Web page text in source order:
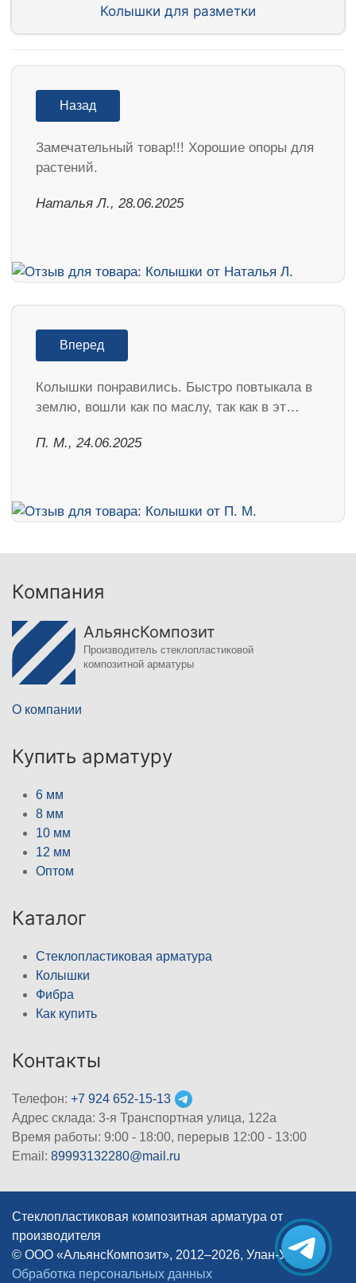
Колышки для разметки
Назад
Замечательный товар!!! Хорошие опоры для
растений.
Наталья Л., 28.06.2025
Вперед
Колышки понравились. Быстро повтыкала в
землю, вошли как по маслу, так как в эт…
П. М., 24.06.2025
Компания
АльянсКомпозит
Производитель стеклопластиковой
композитной арматуры
О компании
Купить арматуру
6 мм
8 мм
10 мм
12 мм
Оптом
Каталог
Стеклопластиковая арматура
Колышки
Фибра
Как купить
Контакты
Телефон: +7 924 652-15-13
Адрес склада: 3-я Транспортная улица, 122а
Время работы: 9:00 - 18:00, перерыв 12:00 - 13:00
Email: 89993132280@mail.ru
Стеклопластиковая композитная арматура от
производителя
© ООО «АльянсКомпозит», 2012–2026, Улан-Удэ
|
Обработка персональных данных